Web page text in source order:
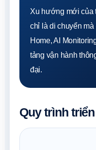
Xu hướng mới của
chỉ là di chuyển
Home, AI
tảng vận hành
đại.
Quy trình